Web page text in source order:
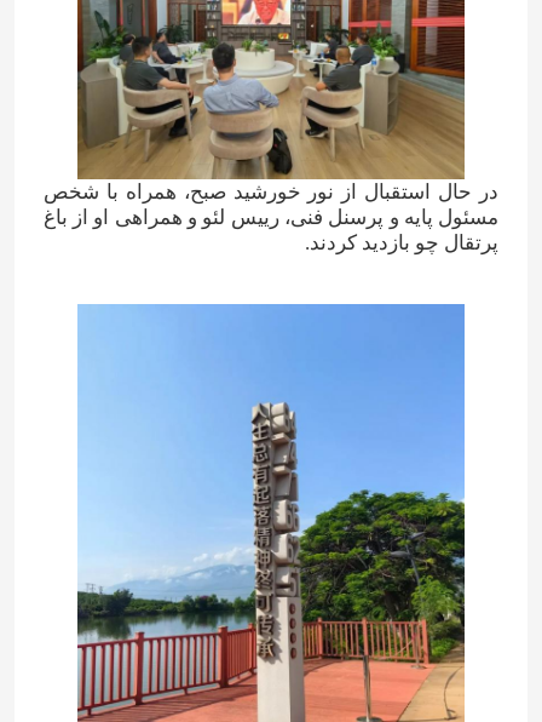
در حال استقبال از نور خورشید صبح، همراه با شخص
مسئول پایه و پرسنل فنی، رییس لئو و همراهی او از باغ
پرتقال چو بازدید کردند.